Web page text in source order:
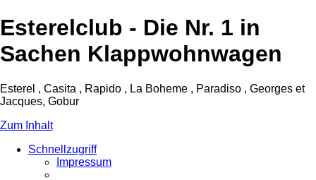
Esterelclub - Die Nr. 1 in
Sachen Klappwohnwagen
Esterel , Casita , Rapido , La Boheme , Paradiso , Georges et
Jacques, Gobur
Zum Inhalt
Schnellzugriff
Impressum